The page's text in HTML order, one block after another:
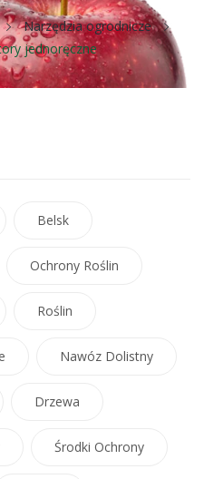
Narzędzia ogrodnicze
jednoręczne
Belsk
Ochrony Roślin
Roślin
Nawóz Dolistny
Drzewa
Środki Ochrony